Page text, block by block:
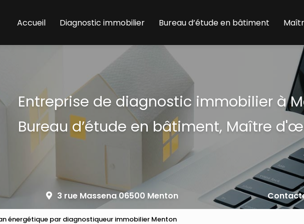
Accueil
Diagnostic immobilier Bureau d’étude en bâtiment
Entreprise de diagnostic immobilier à
Bureau d’étude en bâtiment, Maître
3 rue Massena 06500 Menton
énergétique par diagnostiqueur immobilier Menton